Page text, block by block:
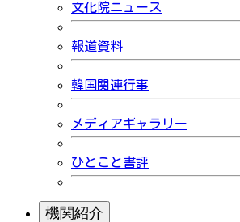
文化院ニュース
報道資料
韓国関連行事
メディアギャラリー
ひとこと書評
機関紹介